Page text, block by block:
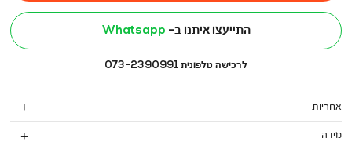
התייעצו איתנו ב- Whatsapp
לרכישה טלפונית 073-2390991
אחריות
מידה